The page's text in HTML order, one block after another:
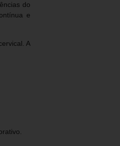
do
e
A